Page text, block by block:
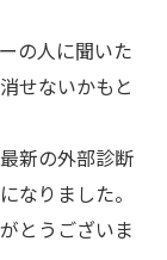
の人に聞いた
せないかもと
新の外部診断
なりました。
とうございま